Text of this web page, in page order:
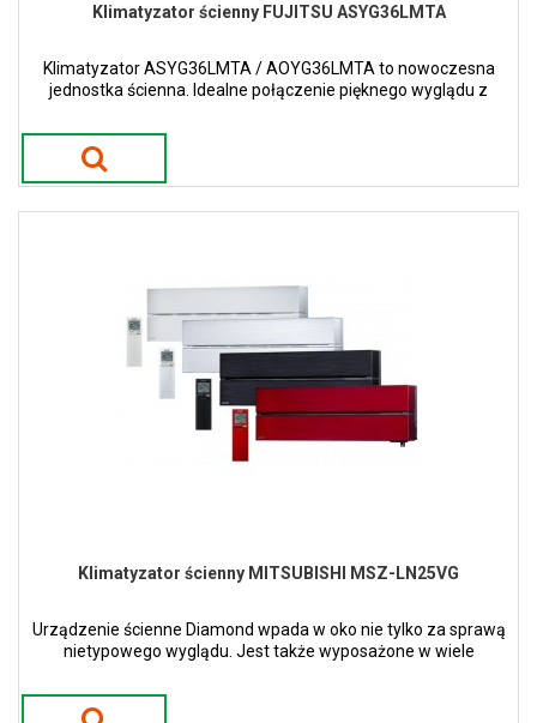
Klimatyzator ścienny FUJITSU ASYG36LMTA
Klimatyzator ASYG36LMTA / AOYG36LMTA to nowoczesna
jednostka ścienna. Idealne połączenie pięknego wyglądu z
Klimatyzator ścienny MITSUBISHI MSZ-LN25VG
Urządzenie ścienne Diamond wpada w oko nie tylko za sprawą
nietypowego wyglądu. Jest także wyposażone w wiele